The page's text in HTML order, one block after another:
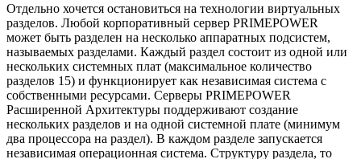
Отдельно хочется остановиться на технологии виртуальных
разделов. Любой корпоративный сервер PRIMEPOWER
может быть разделен на несколько аппаратных подсистем,
называемых разделами. Каждый раздел состоит из одной или
нескольких системных плат (максимальное количество
разделов 15) и функционирует как независимая система с
собственными ресурсами. Серверы PRIMEPOWER
Расширенной Архитектуры поддерживают создание
нескольких разделов и на одной системной плате (минимум
два процессора на раздел). В каждом разделе запускается
независимая операционная система. Структуру раздела, то